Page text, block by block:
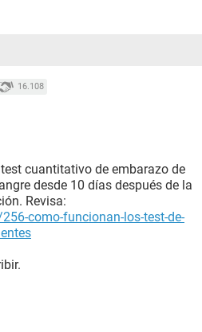
16.108
cuantitativo de embarazo de
desde 10 días después de la
Revisa:
como-funcionan-los-test-de-